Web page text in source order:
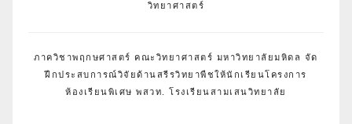
วิทยาศาสตร์
ภาควิชาพฤกษศาสตร์ คณะวิทยาศาสตร์ มหาวิทยาลัยมหิดล จัด
ฝึกประสบการณ์วิจัยด้านสรีรวิทยาพืชให้นักเรียนโครงการ
ห้องเรียนพิเศษ พสวท. โรงเรียนสามเสนวิทยาลัย